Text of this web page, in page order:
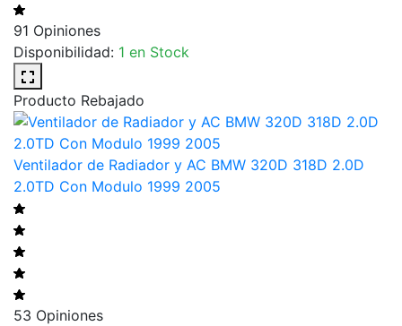
91 Opiniones
Disponibilidad: 1 en Stock
Producto Rebajado
Ventilador de Radiador y AC BMW 320D 318D 2.0D
2.0TD Con Modulo 1999 2005
53 Opiniones